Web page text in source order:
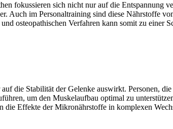
fokussieren sich nicht nur auf die Entspannung
Auch im Personaltraining sind diese Nährstoffe
osteopathischen Verfahren kann somit zu einer
die Stabilität der Gelenke auswirkt. Personen,
um den Muskelaufbau optimal zu
die Effekte der Mikronährstoffe in komplexen